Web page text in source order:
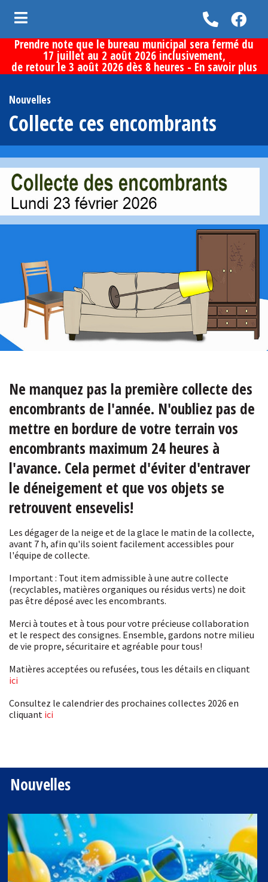
(Vie municipale )
(Services aux citoyens )
(Loisirs et culture )
(Découvrir la municipalité )
Prendre note que le bureau municipal sera fermé du
17 juillet au 2 août 2026 inclusivement,
de retour le 3 août 2026 dès 8 heures - En savoir plus
Nouvelles
Collecte ces encombrants
Ne manquez pas la première collecte des
encombrants de l'année. N'oubliez pas de
mettre en bordure de votre terrain vos
encombrants maximum 24 heures à
l'avance. Cela permet d'éviter d'entraver
le déneigement et que vos objets se
retrouvent ensevelis!
Les dégager de la neige et de la glace le matin de la collecte,
avant 7 h, afin qu'ils soient facilement accessibles pour
l'équipe de collecte.
Important : Tout item admissible à une autre collecte
(recyclables, matières organiques ou résidus verts) ne doit
pas être déposé avec les encombrants.
Merci à toutes et à tous pour votre précieuse collaboration
et le respect des consignes. Ensemble, gardons notre milieu
de vie propre, sécuritaire et agréable pour tous!
Matières acceptées ou refusées, tous les détails en cliquant
ici
Consultez le calendrier des prochaines collectes 2026 en
cliquant ici
Nouvelles